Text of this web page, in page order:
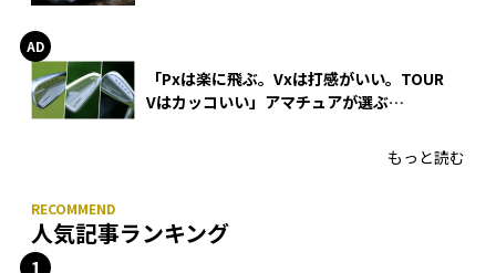
「Pxは楽に飛ぶ。Vxは打感がいい。TOUR
Vはカッコいい」アマチュアが選ぶ
もっと読む
人気記事ランキング